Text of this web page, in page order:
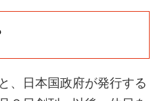
、日本国政府が発行する